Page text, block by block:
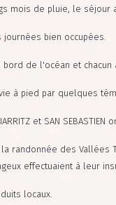
de pluie, le séjour au
bien occupées.
de l'océan et
à pied par quelques
et SAN SEBASTIEN
randonnée des
effectuaient à leur
locaux.